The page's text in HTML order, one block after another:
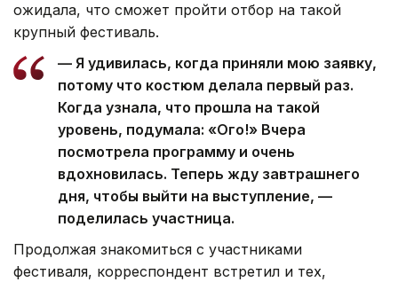
ожидала, что сможет пройти отбор на такой
крупный фестиваль.
— Я удивилась, когда приняли мою заявку,
потому что костюм делала первый раз.
Когда узнала, что прошла на такой
уровень, подумала: «Ого!» Вчера
посмотрела программу и очень
вдохновилась. Теперь жду завтрашнего
дня, чтобы выйти на выступление, —
поделилась участница.
Продолжая знакомиться с участниками
фестиваля, корреспондент встретил и тех,